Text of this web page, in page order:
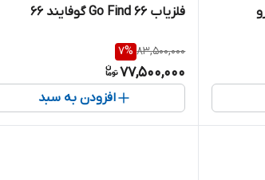
فلزیاب 66 Go Find گوفایند 66
83,500,000
7%
77,500,000
افزودن به سبد